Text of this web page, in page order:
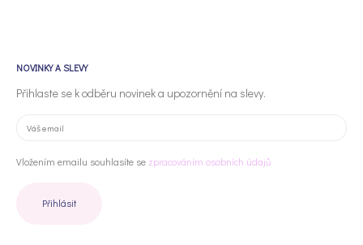
NOVINKY A SLEVY
Přihlaste se k odběru novinek a upozornění na slevy.
Vložením emailu souhlasíte se zpracováním osobních údajů